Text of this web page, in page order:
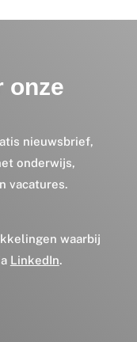
onze
nieuwsbrief,
onderwijs,
vacatures.
waarbij
LinkedIn.